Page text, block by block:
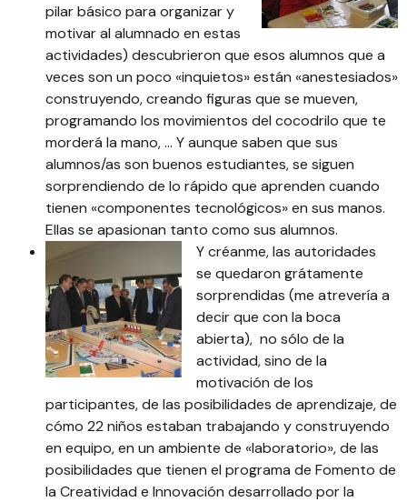
pilar básico para organizar y
motivar al alumnado en estas
actividades) descubrieron que esos alumnos que a
veces son un poco «inquietos» están «anestesiados»
construyendo, creando figuras que se mueven,
programando los movimientos del cocodrilo que te
morderá la mano, … Y aunque saben que sus
alumnos/as son buenos estudiantes, se siguen
sorprendiendo de lo rápido que aprenden cuando
tienen «componentes tecnológicos» en sus manos.
Ellas se apasionan tanto como sus alumnos.
Y créanme, las autoridades
se quedaron grátamente
sorprendidas (me atrevería a
decir que con la boca
abierta), no sólo de la
actividad, sino de la
motivación de los
participantes, de las posibilidades de aprendizaje, de
cómo 22 niños estaban trabajando y construyendo
en equipo, en un ambiente de «laboratorio», de las
posibilidades que tienen el programa de Fomento de
la Creatividad e Innovación desarrollado por la